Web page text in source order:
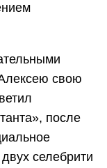
свою
после
селебрити